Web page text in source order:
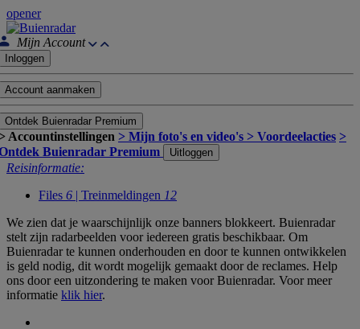
opener
Mijn Account
Inloggen
Account aanmaken
Ontdek Buienradar Premium
Accountinstellingen > Mijn foto's en video's > Voordeelacties >
Buienradar Premium
Uitloggen
Reisinformatie:
Files 6 | Treinmeldingen 12
We zien dat je waarschijnlijk onze banners blokkeert. Buienradar
stelt zijn radarbeelden voor iedereen gratis beschikbaar. Om
Buienradar te kunnen onderhouden en door te kunnen ontwikkelen
is geld nodig, dit wordt mogelijk gemaakt door de reclames. Help
ons door een uitzondering te maken voor Buienradar. Voor meer
informatie klik hier.